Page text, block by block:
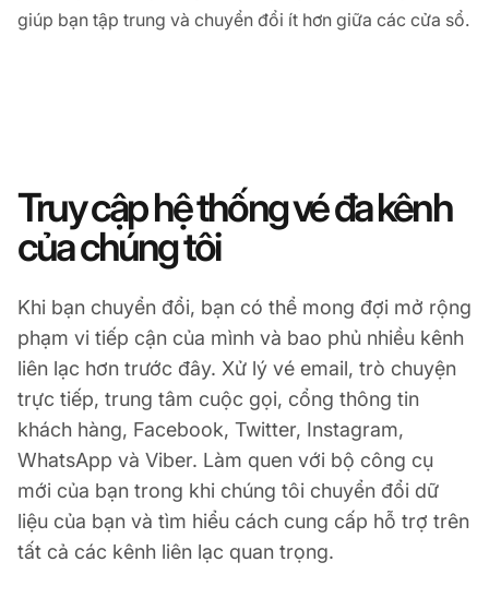
giúp bạn tập trung và chuyển đổi ít hơn giữa các cửa sổ.
Truy cập hệ thống vé đa kênh
của chúng tôi
Khi bạn chuyển đổi, bạn có thể mong đợi mở rộng
phạm vi tiếp cận của mình và bao phủ nhiều kênh
liên lạc hơn trước đây. Xử lý vé email, trò chuyện
trực tiếp, trung tâm cuộc gọi, cổng thông tin
khách hàng, Facebook, Twitter, Instagram,
WhatsApp và Viber. Làm quen với bộ công cụ
mới của bạn trong khi chúng tôi chuyển đổi dữ
liệu của bạn và tìm hiểu cách cung cấp hỗ trợ trên
tất cả các kênh liên lạc quan trọng.